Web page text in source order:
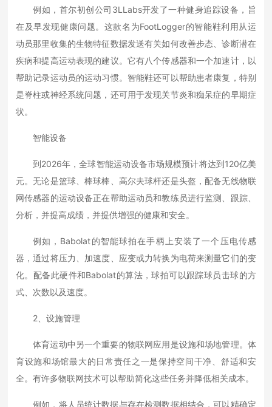
例如，首尔初创公司3LLabs开发了一种健身追踪设备，旨
在及早发现健康问题。这款名为FootLogger的智能鞋利用从运
动员那里收集的生物特征数据发送有关如何改善步态、诊断潜在
疾病和提高运动表现的建议。它有八个传感器和一个加速计，以
帮助记录运动员的运动习惯。智能鞋还可以帮助患者康复，特别
是脊柱或神经系统问题，还可用于发现关节炎和痴呆症的早期症
状。
智能设备
到2026年，全球智能运动设备市场规模预计将达到120亿美
元。无论是篮球、棒球棒、高尔夫球杆还是头盔，配备无线物联
网传感器的运动设备正在帮助运动员和教练员进行监测、跟踪、
分析，并提高成绩，并提供增强的健康和安全。
例如，Babolat的智能球拍在手柄上安装了一个压电传感
器，通过将压力、加速度、应变或力转换为电荷来测量它们的变
化。配备此硬件和Babolat的算法，球拍可以跟踪球员击球的方
式、次数以及速度。
2、设施管理
体育运动中另一个重要的物联网应用是设施和场地管理。体
育设施和场馆最大的日常责任之一是保持空间干净、舒适和安
全。有许多物联网技术可以帮助简化这些任务并降低相关成本。
例如，将人员统计数据与存在检测数据相结合，可以精确定